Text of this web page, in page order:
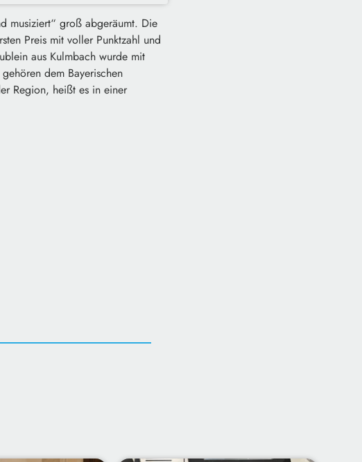
musiziert“ groß abgeräumt. Die
Preis mit voller Punktzahl und
aus Kulmbach wurde mit
dem Bayerischen
Region, heißt es in einer